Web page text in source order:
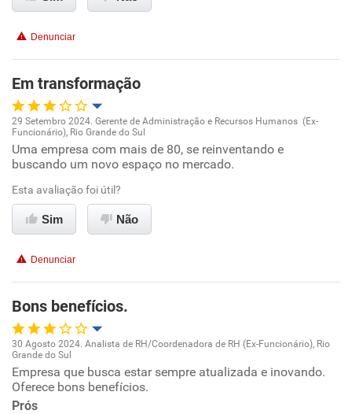
Benefícios
Recomenda esta empresa
Recomenda a diretoria
Denunciar
Em transformação
Oportunidade de promoção
Conciliação com a vida familiar
Benefícios
Recomenda esta empresa
Recomenda a diretoria
29 Setembro 2024. Gerente de Administração e Recursos Humanos (Ex-
Funcionário), Rio Grande do Sul
Uma empresa com mais de 80, se reinventando e
buscando um novo espaço no mercado.
Esta avaliação foi útil?
Sim Não
Denunciar
Bons benefícios.
Oportunidade de promoção
Ambiente de trabalho
30 Agosto 2024. Analista de RH/Coordenadora de RH (Ex-Funcionário), Rio
Grande do Sul
Empresa que busca estar sempre atualizada e inovando.
Oferece bons benefícios.
Prós